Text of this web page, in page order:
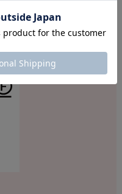
ハイゲージの爽やかなニット
クなシルエットでどんなボト
リーズのカーディガン（品
すめ。